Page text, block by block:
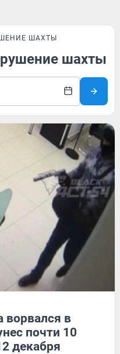
ШАХТЫ
шахты
ворвался в
почти 10
декабря